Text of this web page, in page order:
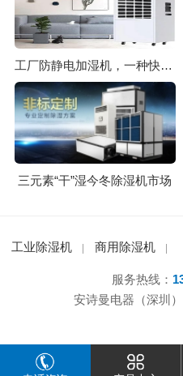
工厂防静电加湿机，一种快速加湿防静电装置
三元素“干”湿今冬除湿机市场
工业除湿机 商用除湿机
服务热线：
安诗曼电器（深圳